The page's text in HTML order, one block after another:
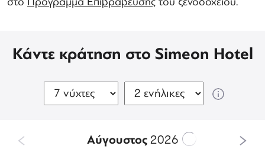
Κάντε κράτηση στο Simeon Hotel
Αύγουστος2026